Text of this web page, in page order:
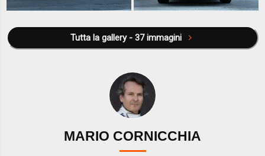
Tutta la gallery - 37 immagini
MARIO CORNICCHIA